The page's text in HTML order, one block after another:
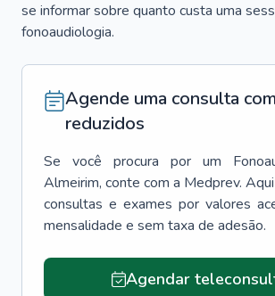
se informar sobre quanto custa uma
fonoaudiologia.
Agende uma consulta
reduzidos
Se você procura por um
Almeirim, conte com a Medprev.
consultas e exames por valores
mensalidade e sem taxa de adesão.
Agendar